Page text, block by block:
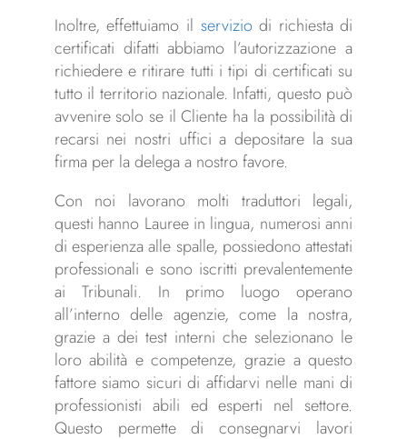
Inoltre, effettuiamo il serviziodi richiesta di
certificati difatti abbiamo l’autorizzazione a
richiedere e ritirare tutti i tipi di certificati su
tutto il territorio nazionale. Infatti, questo può
avvenire solo se il Cliente ha la possibilità di
recarsi nei nostri uffici a depositare la sua
firma per la delega a nostro favore.
Con noi lavorano molti traduttori legali,
questi hanno Lauree in lingua, numerosi anni
di esperienza alle spalle, possiedono attestati
professionali e sono iscritti prevalentemente
ai Tribunali. In primo luogo operano
all’interno delle agenzie, come la nostra,
grazie a dei test interni che selezionano le
loro abilità e competenze, grazie a questo
fattore siamo sicuri di affidarvi nelle mani di
professionisti abili ed esperti nel settore.
Questo permette di consegnarvi lavori